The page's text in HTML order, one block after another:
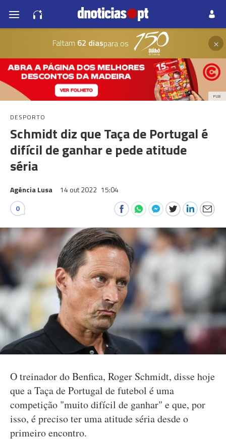
Faltam 62 diaspara os ×
PUB
DESPORTO
Schmidt diz que Taça de Portugal é
difícil de ganhar e pede atitude
séria
Agência Lusa 14 out 2022 15:04
0
O treinador do Benfica, Roger Schmidt, disse hoje
que a Taça de Portugal de futebol é uma
competição "muito difícil de ganhar" e que, por
isso, é preciso ter uma atitude séria desde o
primeiro encontro.